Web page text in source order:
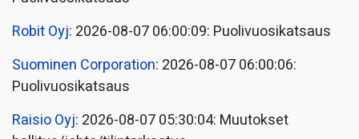
Robit Oyj: 2026-08-07 06:00:09: Puolivuosikatsaus
Suominen Corporation: 2026-08-07 06:00:06:
Puolivuosikatsaus
Raisio Oyj: 2026-08-07 05:30:04: Muutokset